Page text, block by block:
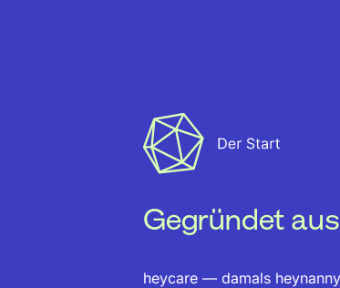
Gegründet
heycare — damals